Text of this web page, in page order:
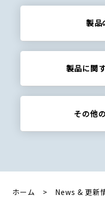
製品
製品に関
その他の
ホーム
News & 更新